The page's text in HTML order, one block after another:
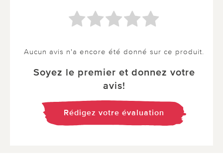
Aucun avis n'a encore été donné sur ce produit.
Soyez le premier et donnez votre
avis!
Rédigez votre évaluation